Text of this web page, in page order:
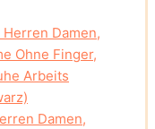
Damen,